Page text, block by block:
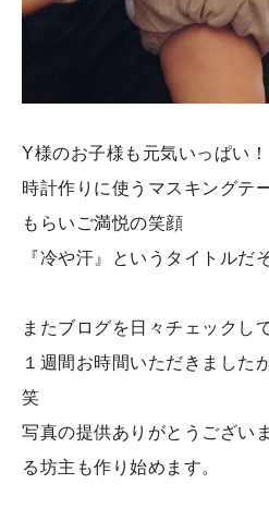
Y様のお子様も元気いっぱい！
時計作りに使うマスキングテ
もらいご満悦の笑顔
『冷や汗』というタイトルだ
またブログを日々チェックし
１週間お時間いただきました
笑
写真の提供ありがとうござい
る坊主も作り始めます。